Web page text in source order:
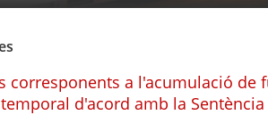
corresponents a l'acumulació de
d'acord amb la Sentència